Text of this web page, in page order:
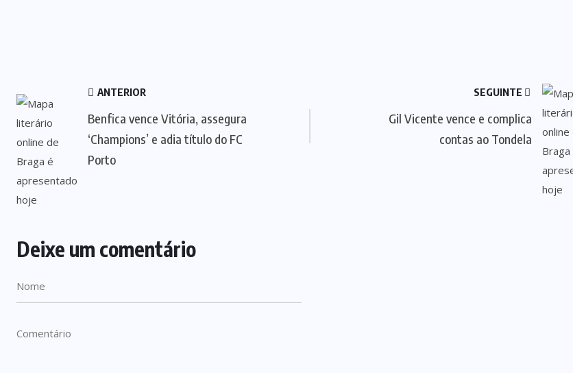
ANTERIOR
Benfica vence Vitória, assegura
‘Champions’ e adia título do FC
Porto
SEGUINTE
Gil Vicente vence e complica
contas ao Tondela
Deixe um comentário